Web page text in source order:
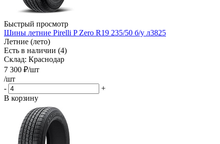
Быстрый просмотр
Шины летние Pirelli P Zero R19 235/50 б/у л3825
Летние (лето)
Есть в наличии (4)
Склад: Краснодар
7 300 ₽/шт
/шт
-
+
В корзину